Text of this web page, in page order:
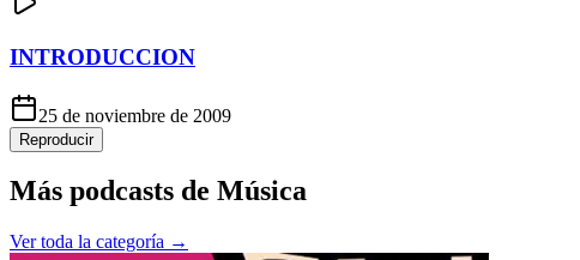
INTRODUCCION
25 de noviembre de 2009
Reproducir
Más podcasts de Música
Ver toda la categoría →